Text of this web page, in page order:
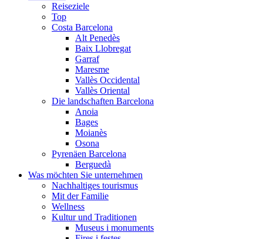
Reiseziele
Top
Costa Barcelona
Alt Penedès
Baix Llobregat
Garraf
Maresme
Vallès Occidental
Vallès Oriental
Die landschaften Barcelona
Anoia
Bages
Moianès
Osona
Pyrenäen Barcelona
Berguedà
Was möchten Sie unternehmen
Nachhaltiges tourismus
Mit der Familie
Wellness
Kultur und Traditionen
Museus i monuments